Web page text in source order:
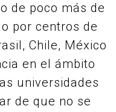
de poco más de
por centros de
Chile, México
en el ámbito
universidades
de que no se